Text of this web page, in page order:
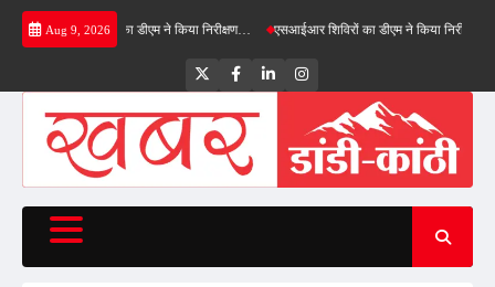
Skip
Aug 9, 2026
बाईपास का डीएम ने किया निरीक्षण… एसआईआर शिविरों का डीएम ने किया निरीक्षण, बोले—कोई
TwitterFacebookLinkedInInstagram